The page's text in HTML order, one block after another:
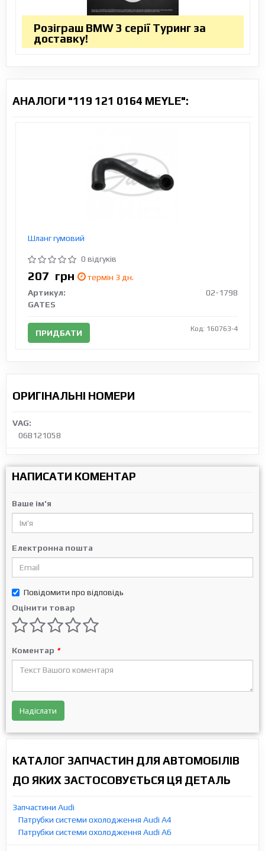
Розіграш BMW 3 серії Туринг за
доставку!
АНАЛОГИ "119 121 0164 MEYLE":
Шланг гумовий
0 відгуків
207 грн
термін 3 дн.
Артикул:
02-1798
GATES
ПРИДБАТИ Код: 160763-4
ОРИГІНАЛЬНІ НОМЕРИ
VAG:
06B121058
НАПИСАТИ КОМЕНТАР
Ваше ім'я
Електронна пошта
Повідомити про відповідь
Оцінити товар
Коментар *
Надіслати
КАТАЛОГ ЗАПЧАСТИН ДЛЯ АВТОМОБІЛІВ
ДО ЯКИХ ЗАСТОСОВУЄТЬСЯ ЦЯ ДЕТАЛЬ
Запчастини Audi
Патрубки системи охолодження Audi A4
Патрубки системи охолодження Audi A6